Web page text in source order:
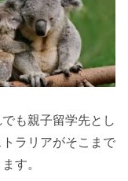
も親子留学先とし
ラリアがそこまで
す。